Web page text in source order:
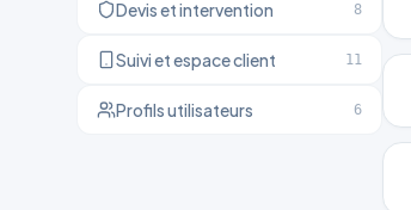
Devis et intervention 8
Suivi et espace client 11
Profils utilisateurs 6